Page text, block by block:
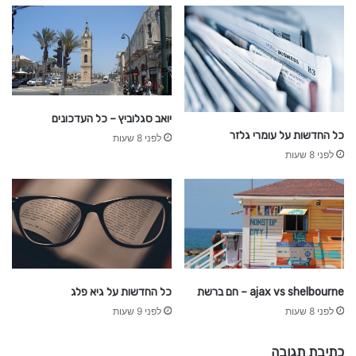
י
כל החדשות על עומרי גלזר
לפני 8 שעות
יואב סגלוביץ – כל העדכונים
לפני 8 שעות
ajax vs shelbourne – חם ברשת
לפני 8 שעות
כל החדשות על גיא פלג
לפני 9 שעות
כתיבת תגובה